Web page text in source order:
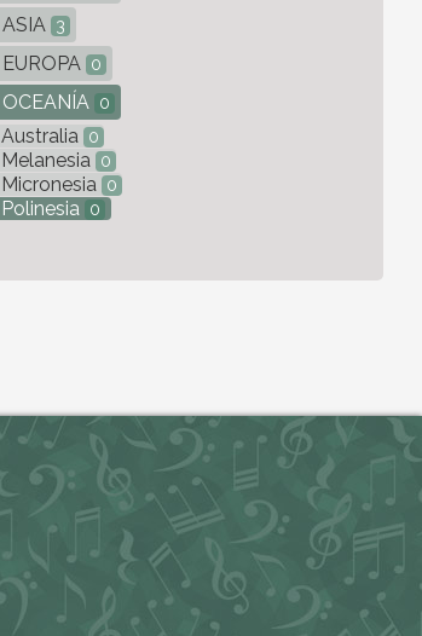
ASIA 3
EUROPA 0
OCEANÍA 0
Australia 0
Melanesia 0
Micronesia 0
Polinesia 0